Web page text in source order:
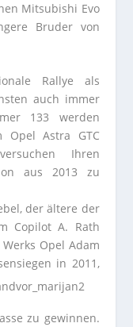
Mitsubishi Evo
Bruder von
Rallye als
auch immer
133 werden
Opel Astra GTC
Ihren
aus 2013 zu
der ältere der
Copilot A. Rath
Opel Adam
in 2011,
zu gewinnen.